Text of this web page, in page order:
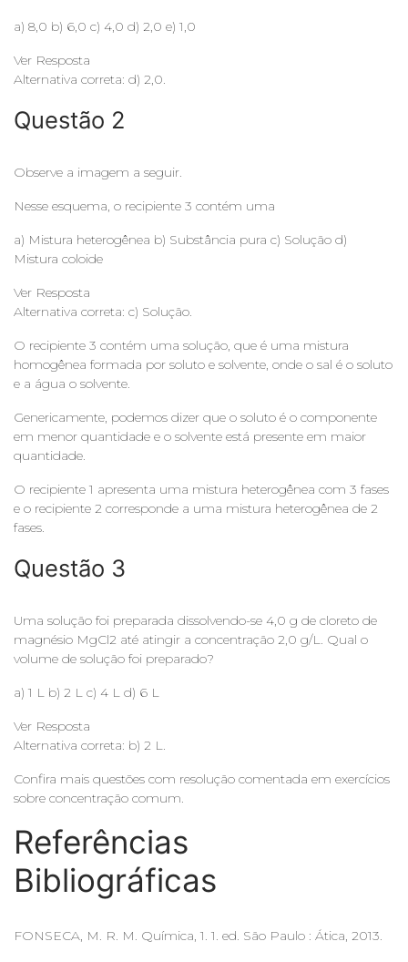
a) 8,0 b) 6,0 c) 4,0 d) 2,0 e) 1,0
Ver Resposta
Alternativa correta: d) 2,0.
Questão 2
Observe a imagem a seguir.
Nesse esquema, o recipiente 3 contém uma
a) Mistura heterogênea b) Substância pura c) Solução d)
Mistura coloide
Ver Resposta
Alternativa correta: c) Solução.
O recipiente 3 contém uma solução, que é uma mistura
homogênea formada por soluto e solvente, onde o sal é o soluto
e a água o solvente.
Genericamente, podemos dizer que o soluto é o componente
em menor quantidade e o solvente está presente em maior
quantidade.
O recipiente 1 apresenta uma mistura heterogênea com 3 fases
e o recipiente 2 corresponde a uma mistura heterogênea de 2
fases.
Questão 3
Uma solução foi preparada dissolvendo-se 4,0 g de cloreto de
magnésio MgCl2 até atingir a concentração 2,0 g/L. Qual o
volume de solução foi preparado?
a) 1 L b) 2 L c) 4 L d) 6 L
Ver Resposta
Alternativa correta: b) 2 L.
Confira mais questões com resolução comentada em exercícios
sobre concentração comum.
Referências
Bibliográficas
FONSECA, M. R. M. Química, 1. 1. ed. São Paulo : Ática, 2013.